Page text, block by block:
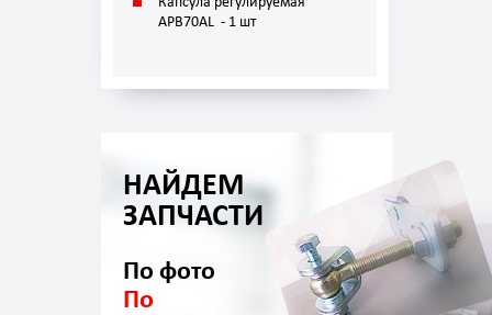
APB70AL - 1 шт
НАЙДЕМ
ЗАПЧАСТИ
По фото
По